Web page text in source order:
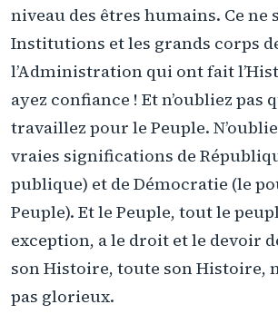
niveau des êtres humains. Ce ne
Institutions et les grands corps
l’Administration qui ont fait
ayez confiance ! Et n’oubliez pas
travaillez pour le Peuple.
vraies significations de
publique) et de Démocratie (le
Peuple). Et le Peuple, tout le
exception, a le droit et le devoir
son Histoire, toute son Histoire,
pas glorieux.